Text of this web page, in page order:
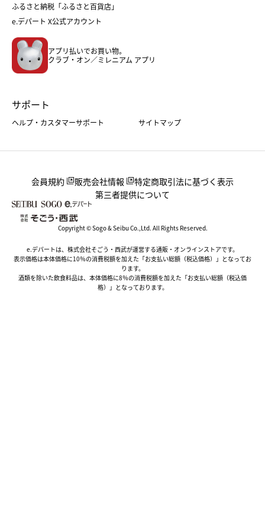
フード
ホーム・キッチン＆アート
ふるさと納税「ふるさと百貨店」
e.デパート X公式アカウント
アプリ払いでお買い物。
クラブ・オン／ミレニアム アプリ
サポート
ヘルプ・カスタマーサポート サイトマップ
会員規約 販売会社情報
特定商取引法に基づく表示
第三者提供について
Copyright © Sogo & Seibu Co.,Ltd. All Rights Reserved.
e.デパートは、株式会社そごう・西武が運営する通販・オンラインストアです。
表示価格は本体価格に10％の消費税額を加えた「お支払い総額（税込価格）」となってお
ります。
酒類を除いた飲食料品は、本体価格に8％の消費税額を加えた「お支払い総額（税込価
格）」となっております。